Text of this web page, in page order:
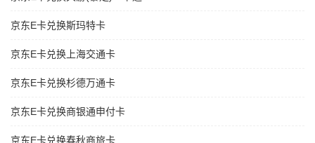
京东E卡兑换斯玛特卡
京东E卡兑换上海交通卡
京东E卡兑换杉德万通卡
京东E卡兑换商银通申付卡
京东E卡兑换春秋商旅卡